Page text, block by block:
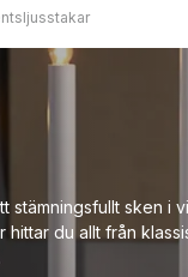
stämningsfullt sken i
hittar du allt från